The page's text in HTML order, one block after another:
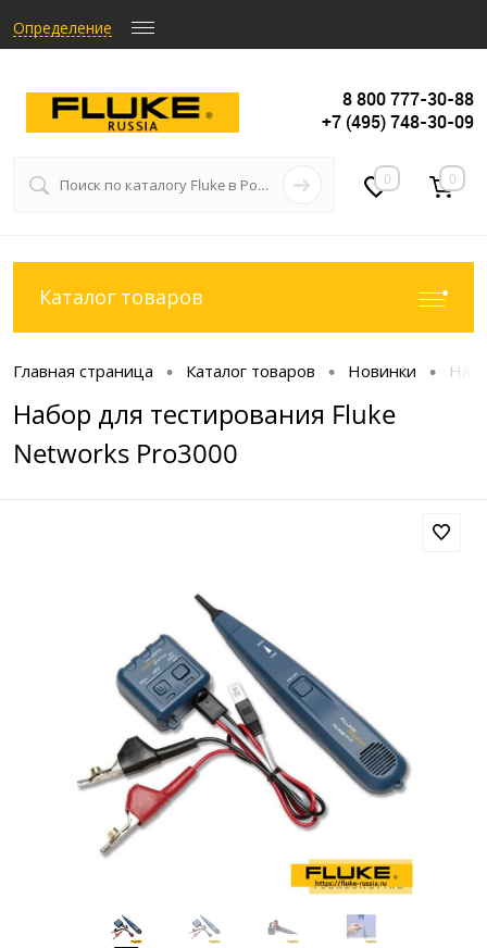
Определение
8 800 777-30-88
+7 (495) 748-30-09
0 0
Каталог товаров
Главная страница • Каталог товаров • Новинки •
Набор для тестирования Fluke
Networks Pro3000